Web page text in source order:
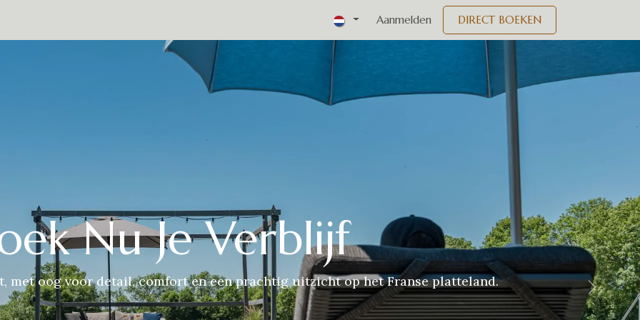
Evenementen Aanmelden DIRECT BOEKEN
Nu Je Verblijf
met oog voor detail, comfort en een prachtig uitzicht op het Franse platteland.